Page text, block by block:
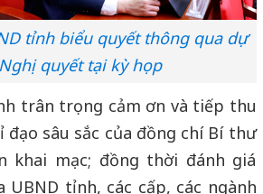
tỉnh biểu quyết thông qua dự
quyết tại kỳ họp
trân trọng cảm ơn và tiếp thu
đạo sâu sắc của đồng chí Bí thư
khai mạc; đồng thời đánh giá
UBND tỉnh, các cấp, các ngành